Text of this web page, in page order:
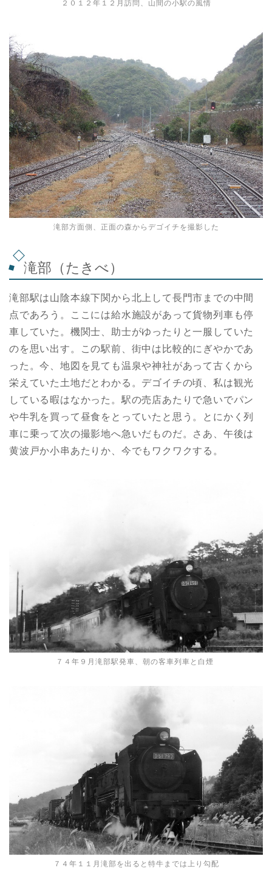
２０１２年１２月訪問、山間の小駅の風情
滝部方面側、正面の森からデゴイチを撮影した
滝部（たきべ）
滝部駅は山陰本線下関から北上して長門市までの中間
点であろう。ここには給水施設があって貨物列車も停
車していた。機関士、助士がゆったりと一服していた
のを思い出す。この駅前、街中は比較的にぎやかであ
った。今、地図を見ても温泉や神社があって古くから
栄えていた土地だとわかる。デゴイチの頃、私は観光
している暇はなかった。駅の売店あたりで急いでパン
や牛乳を買って昼食をとっていたと思う。とにかく列
車に乗って次の撮影地へ急いだものだ。さあ、午後は
黄波戸か小串あたりか、今でもワクワクする。
７４年９月滝部駅発車、朝の客車列車と白煙
７４年１１月滝部を出ると特牛までは上り勾配